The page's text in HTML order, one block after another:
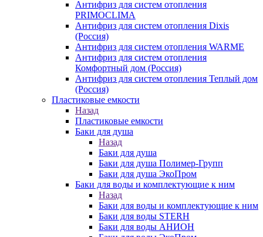
Антифриз для систем отопления
PRIMOCLIMA
Антифриз для систем отопления Dixis
(Россия)
Антифриз для систем отопления WARME
Антифриз для систем отопления
Комфортный дом (Россия)
Антифриз для систем отопления Теплый дом
(Россия)
Пластиковые емкости
Назад
Пластиковые емкости
Баки для душа
Назад
Баки для душа
Баки для душа Полимер-Групп
Баки для душа ЭкоПром
Баки для воды и комплектующие к ним
Назад
Баки для воды и комплектующие к ним
Баки для воды STERH
Баки для воды АНИОН